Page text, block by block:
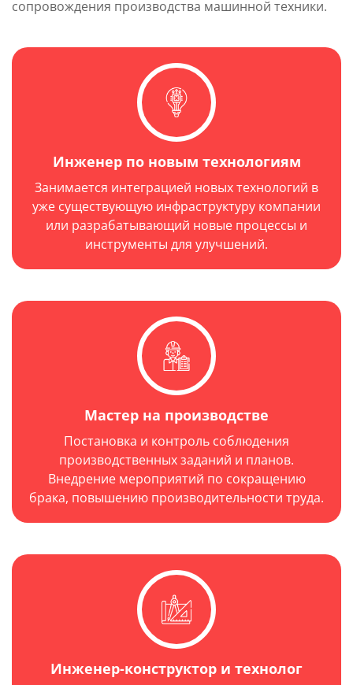
сопровождения производства машинной техники.
Инженер по новым технологиям
Занимается интеграцией новых технологий в
уже существующую инфраструктуру компании
или разрабатывающий новые процессы и
инструменты для улучшений.
Мастер на производстве
Постановка и контроль соблюдения
производственных заданий и планов.
Внедрение мероприятий по сокращению
брака, повышению производительности труда.
Инженер-конструктор и технолог